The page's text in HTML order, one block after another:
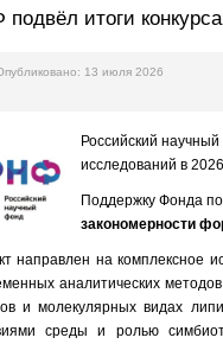
подвёл итоги
13 июля 2026
Российский
исследований в
Поддержку Фонда
закономерности
направлен на комплексное
аналитических
и молекулярных видах
среды и ролью